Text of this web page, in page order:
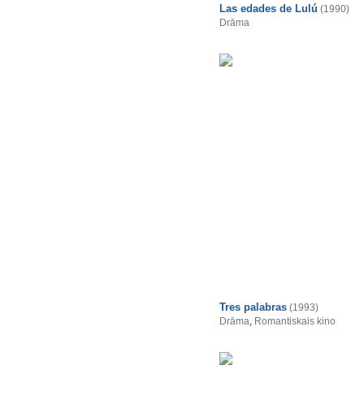
Las edades de Lulú (1990)
Drāma
Tres palabras (1993)
Drāma, Romantiskais kino